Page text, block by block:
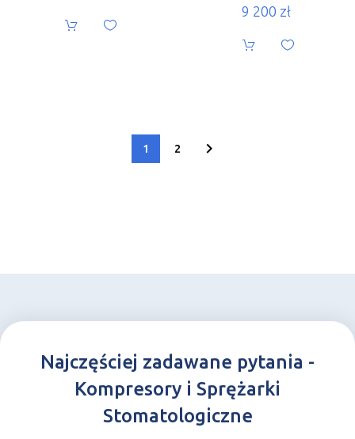
9 200 zł
1 2
Najczęściej zadawane pytania -
Kompresory i Sprężarki
Stomatologiczne